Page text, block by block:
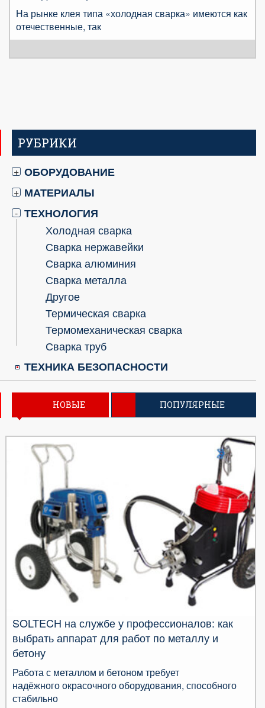
На рынке клея типа «холодная сварка» имеются как
отечественные, так
РУБРИКИ
+ ОБОРУДОВАНИЕ
+ МАТЕРИАЛЫ
- ТЕХНОЛОГИЯ
Холодная сварка
Сварка нержавейки
Сварка алюминия
Сварка металла
Другое
Термическая сварка
Термомеханическая сварка
Сварка труб
ТЕХНИКА БЕЗОПАСНОСТИ
НОВЫЕ ПОПУЛЯРНЫЕ
SOLTECH на службе у профессионалов: как
выбрать аппарат для работ по металлу и
бетону
Работа с металлом и бетоном требует
надёжного окрасочного оборудования, способного
стабильно